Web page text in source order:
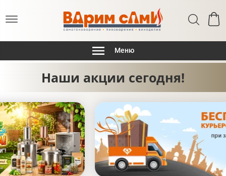
Меню
Наши акции сегодня!